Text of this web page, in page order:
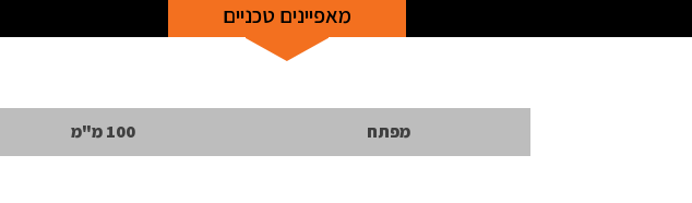
מאפיינים טכניים
מפתח 100 מ"מ